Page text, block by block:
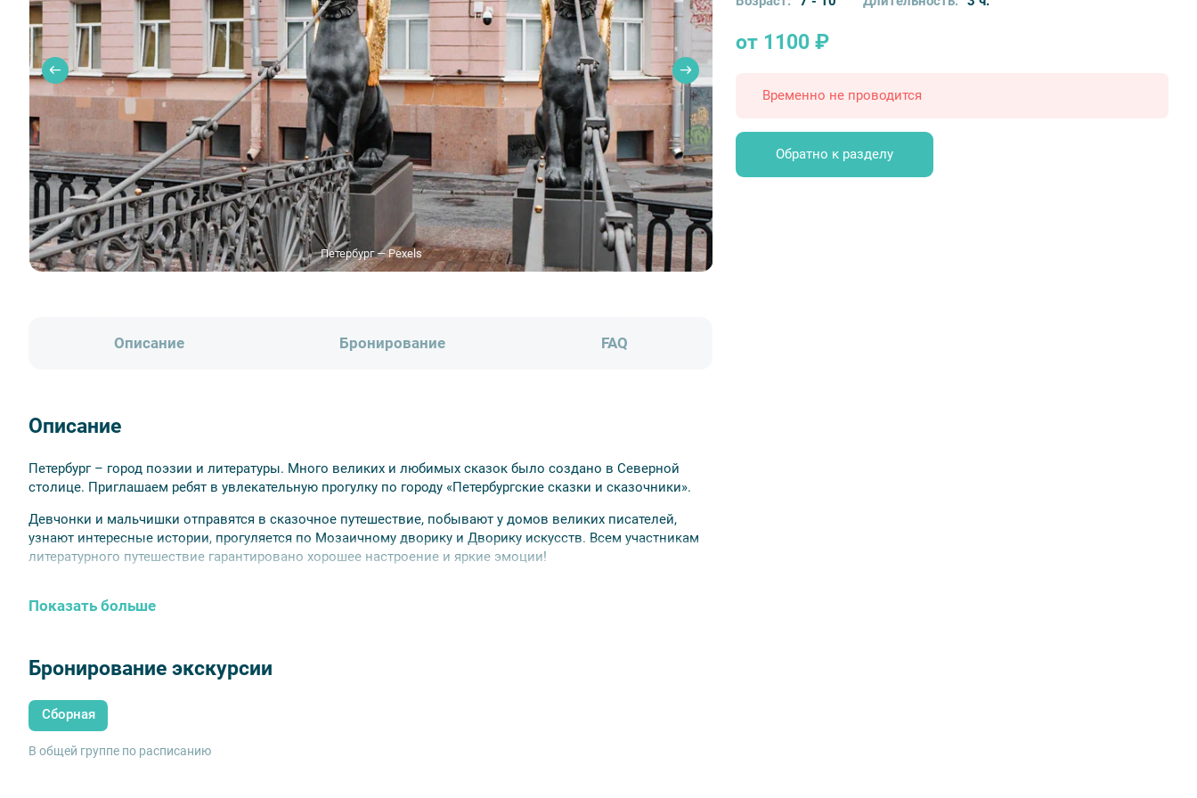
Петербург — Pexels
от 1100 ₽
Временно не проводится
Обратно к разделу
Описание Бронирование FAQ
Описание
Петербург – город поэзии и литературы. Много великих и любимых сказок было создано в Северной
столице. Приглашаем ребят в увлекательную прогулку по городу «Петербургские сказки и сказочники».
Девчонки и мальчишки отправятся в сказочное путешествие, побывают у домов великих писателей,
узнают интересные истории, прогуляется по Мозаичному дворику и Дворику искусств. Всем участникам
литературного путешествие гарантировано хорошее настроение и яркие эмоции!
Показать больше
Бронирование экскурсии
Сборная
В общей группе по расписанию